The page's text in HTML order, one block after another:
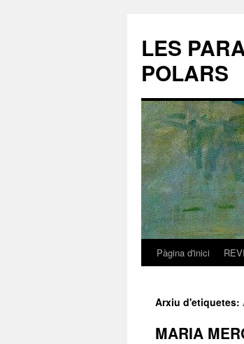
LES
POLARS
Vés
contingut
Pàgina d'inici
Arxiu d'etiquetes:
MARIA